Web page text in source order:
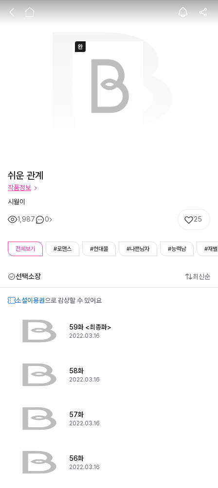
쉬운 관계
쉬운 관계
작품정보
시월이
1,987 0 25
전체보기 #로맨스 #현대물 #나쁜남자 #능력남 #재
선택소장 최신순
소설이용권으로 감상할 수 있어요
59화 <최종화>
2022.03.16
58화
2022.03.16
57화
2022.03.16
56화
2022.03.16